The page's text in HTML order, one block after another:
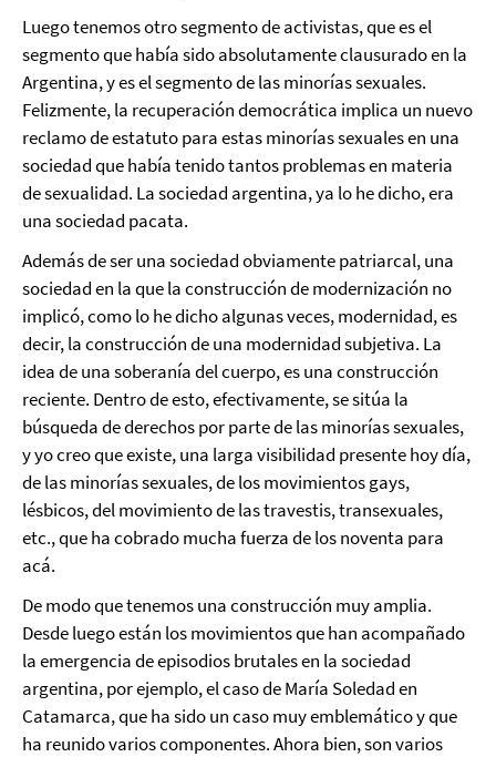
Luego tenemos otro segmento de activistas, que es el
segmento que había sido absolutamente clausurado en la
Argentina, y es el segmento de las minorías sexuales.
Felizmente, la recuperación democrática implica un nuevo
reclamo de estatuto para estas minorías sexuales en una
sociedad que había tenido tantos problemas en materia
de sexualidad. La sociedad argentina, ya lo he dicho, era
una sociedad pacata.
Además de ser una sociedad obviamente patriarcal, una
sociedad en la que la construcción de modernización no
implicó, como lo he dicho algunas veces, modernidad, es
decir, la construcción de una modernidad subjetiva. La
idea de una soberanía del cuerpo, es una construcción
reciente. Dentro de esto, efectivamente, se sitúa la
búsqueda de derechos por parte de las minorías sexuales,
y yo creo que existe, una larga visibilidad presente hoy día,
de las minorías sexuales, de los movimientos gays,
lésbicos, del movimiento de las travestis, transexuales,
etc., que ha cobrado mucha fuerza de los noventa para
acá.
De modo que tenemos una construcción muy amplia.
Desde luego están los movimientos que han acompañado
la emergencia de episodios brutales en la sociedad
argentina, por ejemplo, el caso de María Soledad en
Catamarca, que ha sido un caso muy emblemático y que
ha reunido varios componentes. Ahora bien, son varios